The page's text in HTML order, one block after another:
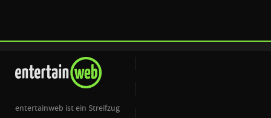
entertainweb ist ein Streifzug